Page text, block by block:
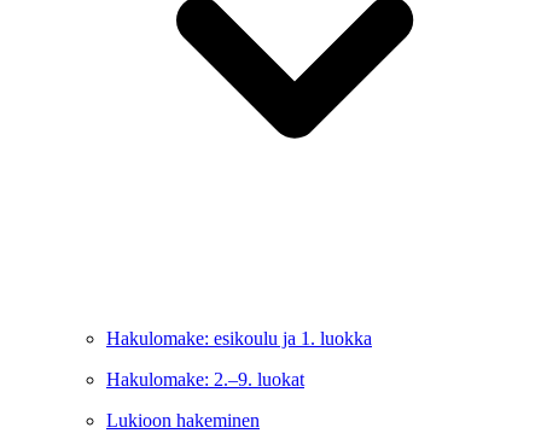
Hakulomake: esikoulu ja 1. luokka
Hakulomake: 2.–9. luokat
Lukioon hakeminen